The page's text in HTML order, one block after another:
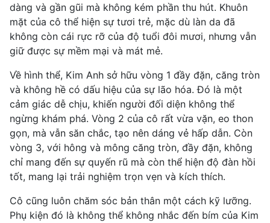
dàng và gần gũi mà không kém phần thu hút. Khuôn
mặt của cô thể hiện sự tươi trẻ, mặc dù làn da đã
không còn cái rực rỡ của độ tuổi đôi mươi, nhưng vẫn
giữ được sự mềm mại và mát mẻ.
Về hình thể, Kim Anh sở hữu vòng 1 đầy đặn, căng tròn
và không hề có dấu hiệu của sự lão hóa. Đó là một
cảm giác dễ chịu, khiến người đối diện không thể
ngừng khám phá. Vòng 2 của cô rất vừa vặn, eo thon
gọn, mà vẫn săn chắc, tạo nên dáng vẻ hấp dẫn. Còn
vòng 3, với hông và mông căng tròn, đầy đặn, không
chỉ mang đến sự quyến rũ mà còn thể hiện độ đàn hồi
tốt, mang lại trải nghiệm trọn vẹn và kích thích.
Cô cũng luôn chăm sóc bản thân một cách kỹ lưỡng.
Phụ kiện đó là không thể không nhắc đến bím của Kim